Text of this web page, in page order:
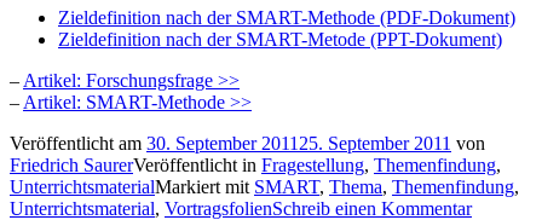
Zieldefinition nach der SMART-Methode (PDF-Dokument)
Zieldefinition nach der SMART-Metode (PPT-Dokument)
– Artikel: Forschungsfrage >>
– Artikel: SMART-Methode >>
Veröffentlicht am 30. September 2011 25. September 2011 von
Friedrich SaurerVeröffentlicht in Fragestellung, Themenfindung,
UnterrichtsmaterialMarkiert mit SMART, Thema, Themenfindung,
Unterrichtsmaterial, VortragsfolienSchreib einen Kommentar